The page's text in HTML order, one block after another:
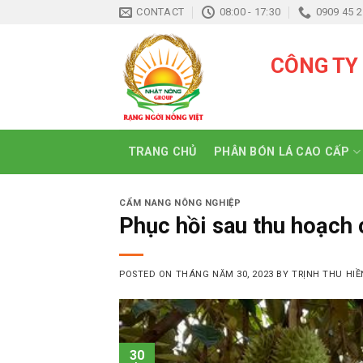
CONTACT 08:00 - 17:30 0909 45
CÔNG
TRANG CHỦ PHÂN BÓN LÁ CAO CẤP
CẨM NANG NÔNG NGHIỆP
Phục hồi sau thu hoạch
POSTED ON THÁNG NĂM 30, 2023 BY TRỊNH THU
30